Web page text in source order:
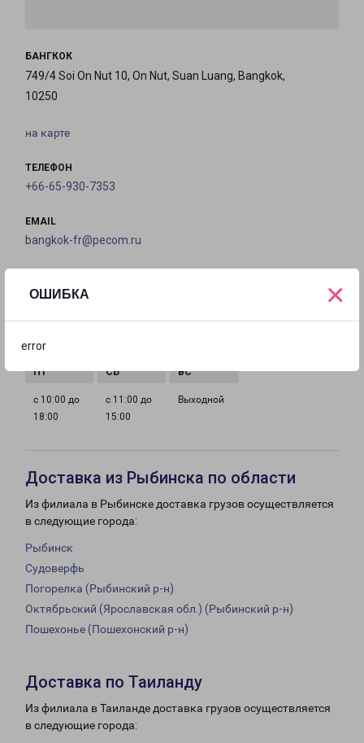
ОШИБКА
error
×
БАНГКОК
749/4 Soi On Nut 10, On Nut, Suan Luang, Bangkok,
10250
на карте
ТЕЛЕФОН
+66-65-930-7353
EMAIL
bangkok-fr@pecom.ru
18:00
с 10:00 до
18:00
с 11:00 до
15:00
Выходной
Доставка из Рыбинска по области
Из филиала в Рыбинске доставка грузов осуществляется
в следующие города:
Рыбинск
Судоверфь
Погорелка (Рыбинский р-н)
Октябрьский (Ярославская обл.) (Рыбинский р-н)
Пошехонье (Пошехонский р-н)
Доставка по Таиланду
Из филиала в Таиланде доставка грузов осуществляется
в следующие города: